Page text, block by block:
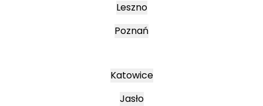
Leszno
Poznań
Katowice
Jasło